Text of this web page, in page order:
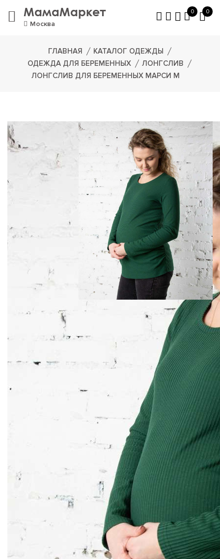
МамаМаркет
Москва
0 0
ГЛАВНАЯ
КАТАЛОГ ОДЕЖДЫ
ОДЕЖДА ДЛЯ БЕРЕМЕННЫХ
ЛОНГСЛИВ
ЛОНГСЛИВ ДЛЯ БЕРЕМЕННЫХ МАРСИ М